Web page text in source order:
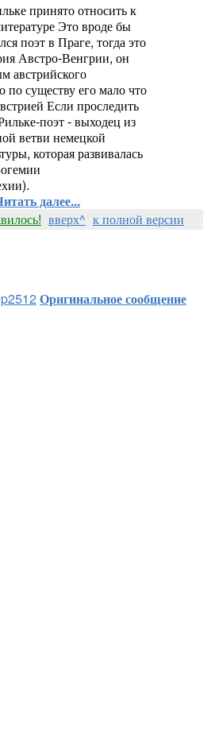
принято относить к
Это вроде бы
поэт в Праге, тогда это
Австро-Венгрии, он
австрийского
по существу его мало что
Если проследить
поэт - выходец из
ветви немецкой
которая развивалась
далее...
вверх^ к полной версии
Оригинальное сообщение